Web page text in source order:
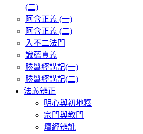
(二)
阿含正義 (一)
阿含正義 (二)
入不二法門
識蘊真義
勝鬘經講記(一)
勝鬘經講記(二)
法義辨正
明心與初地釋
宗門與教門
壇經辨訛